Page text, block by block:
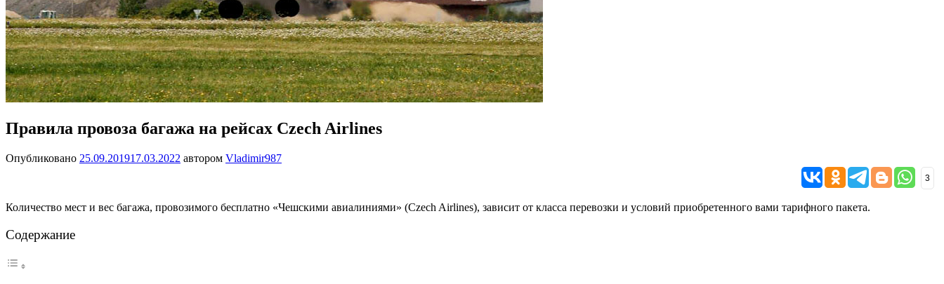
Правила провоза багажа на рейсах Czech Airlines
Опубликовано 25.09.201917.03.2022 автором Vladimir987
3
Количество мест и вес багажа, провозимого бесплатно «Чешскими авиалиниями» (Czech Airlines), зависит от класса перевозки и условий приобретенного вами тарифного пакета.
Содержание